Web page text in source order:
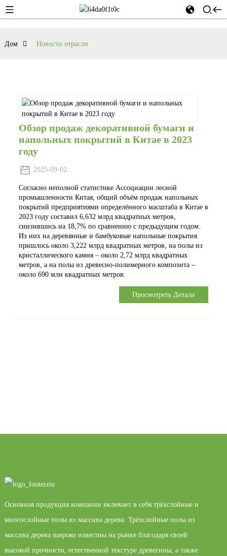
Дом Новости отрасли
Обзор продаж декоративной бумаги и
напольных покрытий в Китае в 2023
году
2025-09-02
Согласно неполной статистике Ассоциации лесной
промышленности Китая, общий объём продаж напольных
покрытий предприятиями определённого масштаба в Китае в
2023 году составил 6,632 млрд квадратных метров,
снизившись на 18,7% по сравнению с предыдущим годом.
Из них на деревянные и бамбуковые напольные покрытия
пришлось около 3,222 млрд квадратных метров, на полы из
кристаллического камня – около 2,72 млрд квадратных
метров, а на полы из древесно-полимерного композита –
около 690 млн квадратных метров.
Просмотреть Детали
Основная продукция компании включает в себя трёхслойные и
многослойные полы из массива дерева. Трёхслойные полы из
массива дерева широко известны на рынке благодаря своей
высокой прочности, естественной текстуре древесины, а также